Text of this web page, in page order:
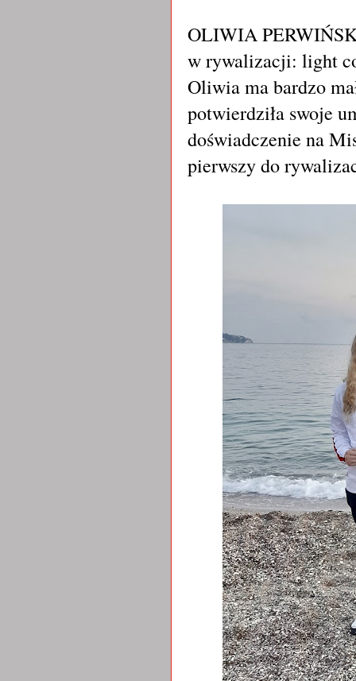
OLIWIA
w rywalizacji: light
Oliwia ma bardzo
potwierdziła swoje
doświadczenie na
pierwszy do